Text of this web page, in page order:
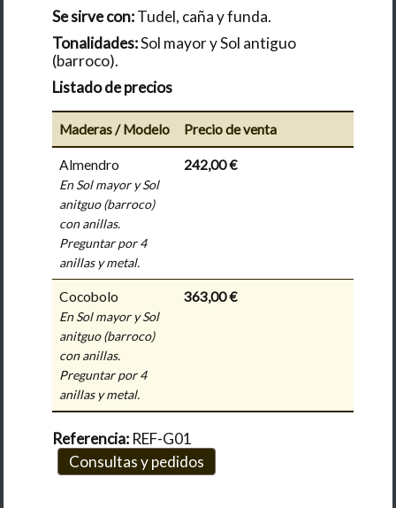
Se sirve con:Tudel, caña y funda.
Tonalidades:Sol mayor y Sol antiguo
(barroco).
Listado de precios
Maderas / Modelo Precio de venta
Almendro
En Sol mayor y Sol
anitguo (barroco)
con anillas.
Preguntar por 4
anillas y metal.
242,00 €
Cocobolo
En Sol mayor y Sol
anitguo (barroco)
con anillas.
Preguntar por 4
anillas y metal.
363,00 €
Referencia: REF-G01
Consultas y pedidos